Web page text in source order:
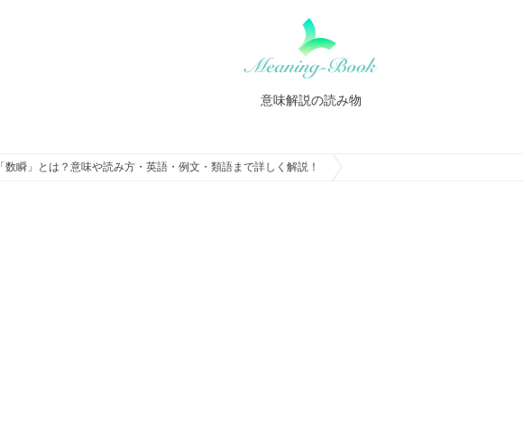
意味解説の読み物
「数瞬」とは？意味や読み方・英語・例文・類語まで詳しく解説！